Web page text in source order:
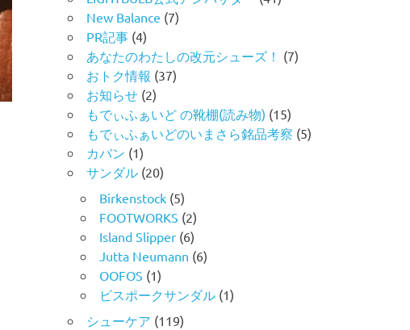
New Balance (7)
PR記事 (4)
あなたのわたしの改元シューズ！ (7)
おトク情報 (37)
お知らせ (2)
もでぃふぁいど の靴棚(読み物) (15)
もでぃふぁいどのいまさら銘品考察 (5)
カバン (1)
サンダル (20)
Birkenstock (5)
FOOTWORKS (2)
Island Slipper (6)
Jutta Neumann (6)
OOFOS (1)
ビスポークサンダル (1)
シューケア (119)